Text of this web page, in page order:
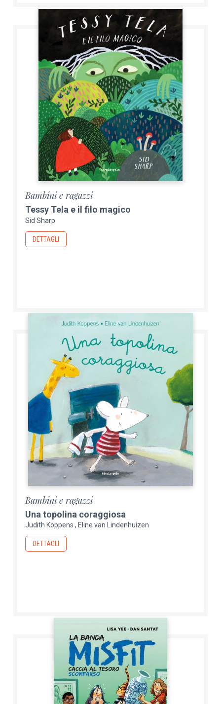
Bambini e ragazzi
Tessy Tela e il filo magico
Sid Sharp
DETTAGLI
Bambini e ragazzi
Una topolina coraggiosa
Judith Koppens Eline van Lindenhuizen
DETTAGLI